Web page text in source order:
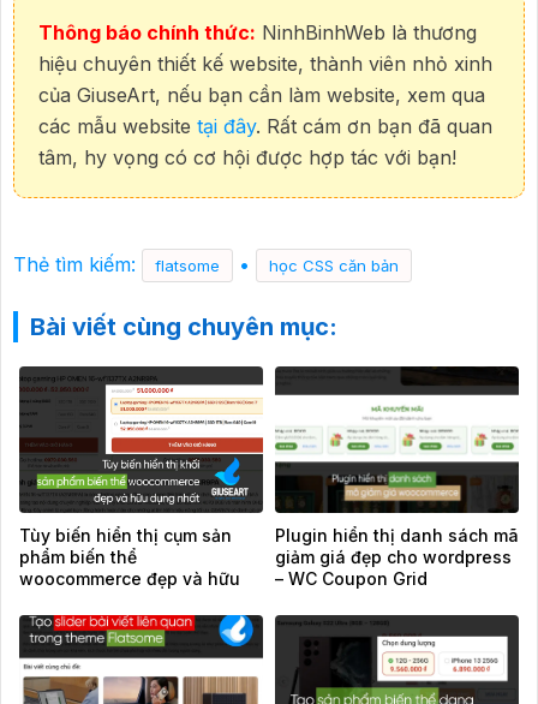
Thông báo chính thức: NinhBinhWeb là thương
hiệu chuyên thiết kế website, thành viên nhỏ xinh
của GiuseArt, nếu bạn cần làm website, xem qua
các mẫu website tại đây. Rất cám ơn bạn đã quan
tâm, hy vọng có cơ hội được hợp tác với bạn!
Thẻ tìm kiếm: flatsome • học CSS căn bản
Bài viết cùng chuyên mục:
Tùy biến hiển thị cụm sản
phẩm biến thể
woocommerce đẹp và hữu
Plugin hiển thị danh sách mã
giảm giá đẹp cho wordpress
– WC Coupon Grid